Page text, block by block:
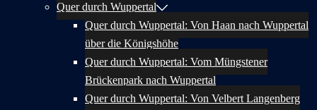
Quer durch Wuppertal
Quer durch Wuppertal: Von Haan nach Wuppertal
über die Königshöhe
Quer durch Wuppertal: Vom Müngstener
Brückenpark nach Wuppertal
Quer durch Wuppertal: Von Velbert Langenberg